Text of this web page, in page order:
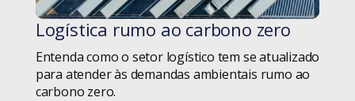
Saber
Seed
#blog
Logística rumo ao carbono zero
Entenda como o setor logístico tem se atualizado
para atender às demandas ambientais rumo ao
carbono zero.